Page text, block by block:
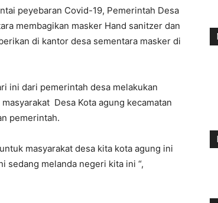
peyebaran Covid-19, Pemerintah Desa
membagikan masker Hand sanitzer dan
di kantor desa sementara masker di
ini dari pemerintah desa melakukan
Desa Kota agung kecamatan
pemerintah.
masyarakat desa kita kota agung ini
sedang melanda negeri kita ini “,